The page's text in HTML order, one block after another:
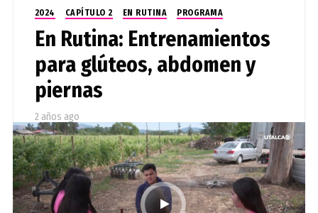
2024 CAPÍTULO 2 EN RUTINA PROGRAMA
En Rutina: Entrenamientos
para glúteos, abdomen y
piernas
2 años ago
Verónica Ramírez Pacheco, académica de la
Escuela de Kinesiología UTalca realiza esta
temporada del programa pensado principalmente
para la mujeres.